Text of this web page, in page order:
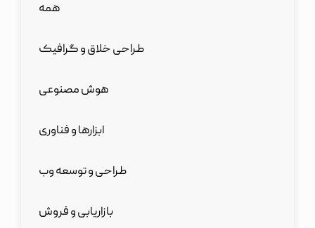
همه
طراحی خلاق و گرافیک
هوش مصنوعی
ابزارها و فناوری
طراحی و توسعه وب
بازاریابی و فروش